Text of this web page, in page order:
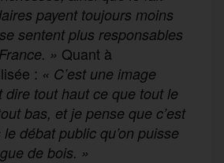
payent toujours moins
sentent plus responsables
» Quant à
: « C’est une image
dire tout haut ce que tout le
bas, et je pense que c’est
débat public qu’on puisse
de bois. »